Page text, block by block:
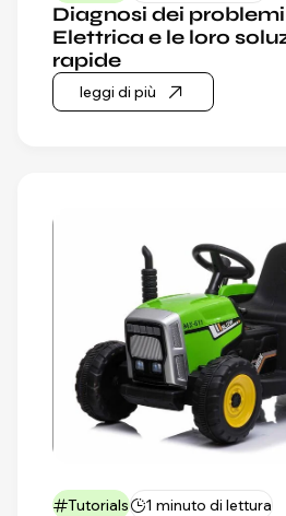
Diagnosi dei
Elettrica e le loro
rapide
leggi di più
Tutorials 1 minuto di lettura